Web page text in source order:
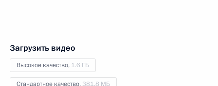
Загрузить видео
Высокое качество, 1.6 ГБ
Стандартное качество, 381.8 МБ